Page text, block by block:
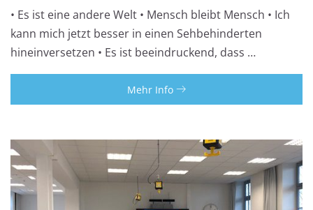
• Es ist eine andere Welt • Mensch bleibt Mensch • Ich
kann mich jetzt besser in einen Sehbehinderten
hineinversetzen • Es ist beeindruckend, dass …
Mehr Info